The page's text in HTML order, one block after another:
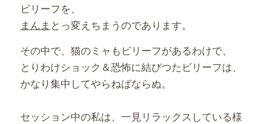
ビリーフを、
まんま とっ変えちまうのであります。
その中で、猫のミャもビリーフがあるわけで、
とりわけショック＆恐怖に結びつたビリーフは、
かなり集中してやらねばならぬ。
セッション中の私は、一見リラックスしている様